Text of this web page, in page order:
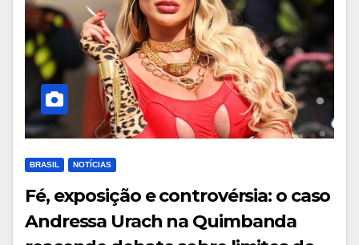
BRASIL NOTÍCIAS
Fé, exposição e controvérsia: o caso
Andressa Urach na Quimbanda